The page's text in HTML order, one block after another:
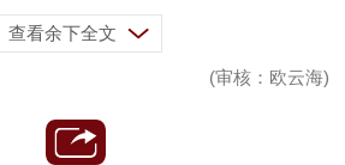
查看余下全文
(审核：欧云海)